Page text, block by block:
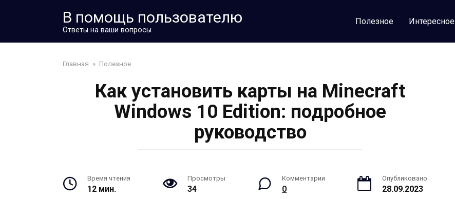
В помощь пользователю
Ответы на ваши вопросы
Полезное Интересное
Главная » Полезное
Как установить карты на Minecraft
Windows 10 Edition: подробное
руководство
Время чтения
12 мин.
Просмотры
34
Комментарии
0
Опубликовано
28.09.2023